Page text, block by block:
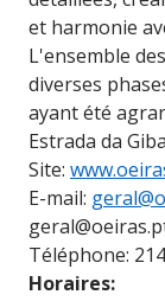
et harmonie
L'ensemble
diverses
ayant été
Estrada da
Site:
E-mail:
Téléphone:
Horaires: